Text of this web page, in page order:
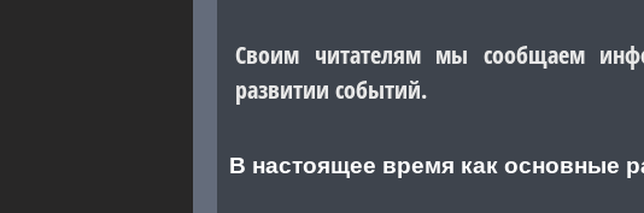
Своим читателям мы сообщаем
развитии событий.
В настоящее время как основные